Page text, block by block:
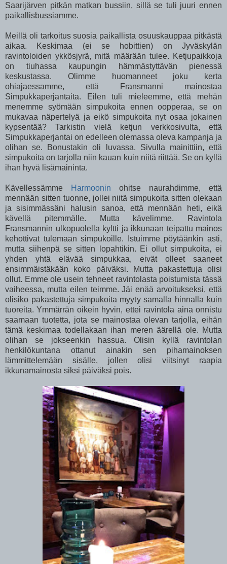
Saarijärven pitkän matkan bussiin, sillä se tuli juuri ennen
paikallisbussiamme.
Meillä oli tarkoitus suosia paikallista osuuskauppaa pitkästä
aikaa. Keskimaa (ei se hobittien) on Jyväskylän
ravintoloiden ykkösjyrä, mitä määrään tulee. Ketjupaikkoja
on tiuhassa kaupungin hämmästyttävän pienessä
keskustassa. Olimme huomanneet joku kerta
ohiajaessamme, että Fransmanni mainostaa
Simpukkaperjantaita. Eilen tuli mieleemme, että mehän
menemme syömään simpukoita ennen oopperaa, se on
mukavaa näpertelyä ja eikö simpukoita nyt osaa jokainen
kypsentää? Tarkistin vielä ketjun verkkosivulta, että
Simpukkaperjantai on edelleen olemassa oleva kampanja ja
olihan se. Bonustakin oli luvassa. Sivulla mainittiin, että
simpukoita on tarjolla niin kauan kuin niitä riittää. Se on kyllä
ihan hyvä lisämaininta.
Kävellessämme Harmoonin ohitse naurahdimme, että
mennään sitten tuonne, jollei niitä simpukoita sitten olekaan
ja sisimmässäni halusin sanoa, että mennään heti, eikä
kävellä pitemmälle. Mutta kävelimme. Ravintola
Fransmannin ulkopuolella kyltti ja ikkunaan teipattu mainos
kehottivat tulemaan simpukoille. Istuimme pöytäänkin asti,
mutta siihenpä se sitten lopahtikin. Ei ollut simpukoita, ei
yhden yhtä elävää simpukkaa, eivät olleet saaneet
ensimmäistäkään koko päiväksi. Mutta pakastettuja olisi
ollut. Emme ole usein tehneet ravintolasta poistumista tässä
vaiheessa, mutta eilen teimme. Jäi enää arvoitukseksi, että
olisiko pakastettuja simpukoita myyty samalla hinnalla kuin
tuoreita. Ymmärrän oikein hyvin, ettei ravintola aina onnistu
saamaan tuotetta, jota se mainostaa olevan tarjolla, eihän
tämä keskimaa todellakaan ihan meren äärellä ole. Mutta
olihan se jokseenkin hassua. Olisin kyllä ravintolan
henkilökuntana ottanut ainakin sen pihamainoksen
lämmittelemään sisälle, jollen olisi viitsinyt raapia
ikkunamainosta siksi päiväksi pois.